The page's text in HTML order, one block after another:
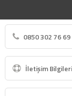
0850 302 76 69
İletişim